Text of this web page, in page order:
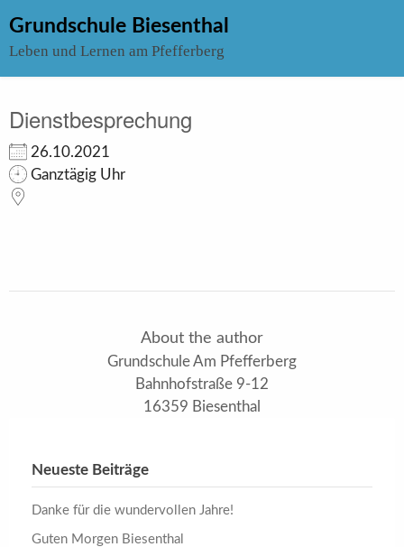
to
content
Grundschule Biesenthal
Leben und Lernen am Pfefferberg
Dienstbesprechung
26.10.2021
Ganztägig Uhr
About the author
Grundschule Am Pfefferberg
Bahnhofstraße 9-12
16359 Biesenthal
Neueste Beiträge
Danke für die wundervollen Jahre!
Guten Morgen Biesenthal